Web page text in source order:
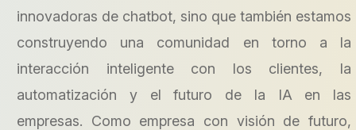
innovadoras de chatbot, sino que también estamos
construyendo una comunidad en torno a la
interacción inteligente con los clientes, la
automatización y el futuro de la IA en las
empresas. Como empresa con visión de futuro,